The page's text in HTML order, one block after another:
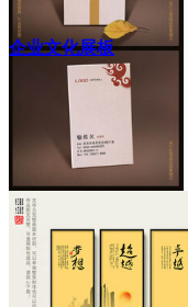
企业文化展板